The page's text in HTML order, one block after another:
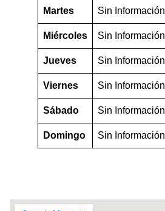
Martes Sin Información
Miércoles Sin Información
Jueves Sin Información
Viernes Sin Información
Sábado Sin Información
Domingo Sin Información